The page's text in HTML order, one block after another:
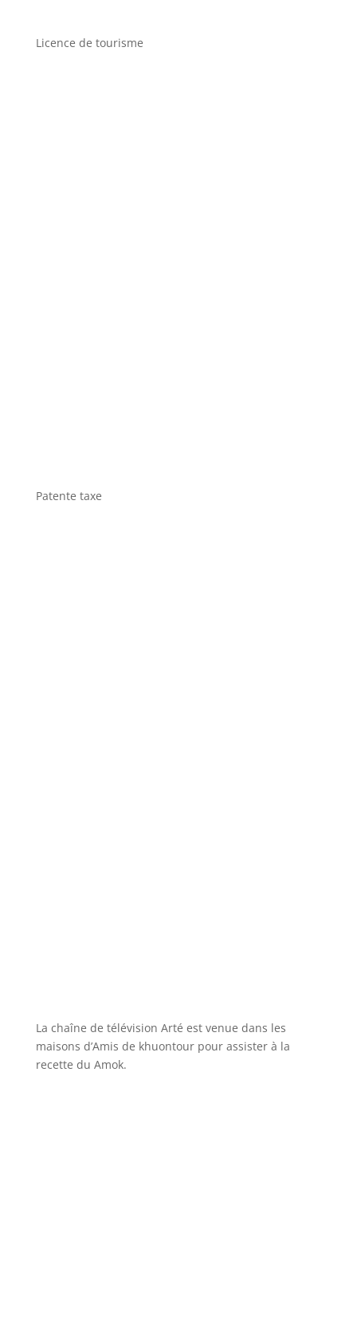
Licence de tourisme
Patente taxe
La chaîne de télévision Arté est venue dans les
maisons d’Amis de khuontour pour assister à la
recette du Amok.